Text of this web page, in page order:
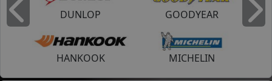
DUNLOP GOODYEAR
HANKOOK MICHELIN
Inapoi